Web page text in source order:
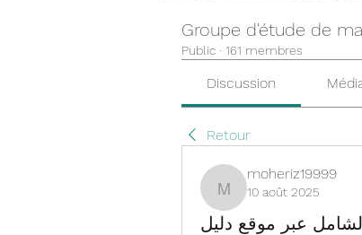
Groupe d'étude de
Public · 161 membres
Discussion
Retour
moheriz19999
moheriz19999
10 août 2025
عبر موقع دليل